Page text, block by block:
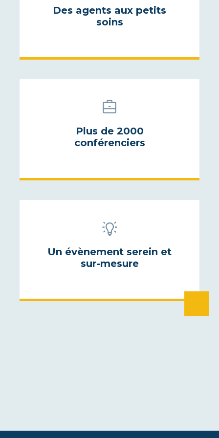
Des agents aux petits
soins
Plus de 2000
conférenciers
Un évènement serein et
sur-mesure